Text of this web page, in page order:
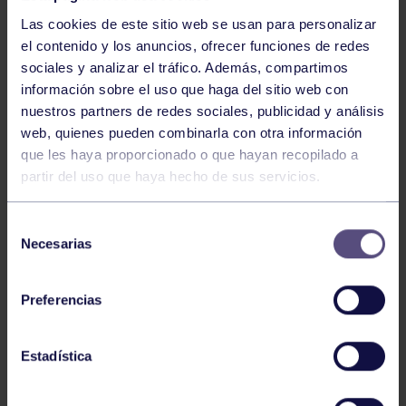
Las cookies de este sitio web se usan para personalizar
el contenido y los anuncios, ofrecer funciones de redes
sociales y analizar el tráfico. Además, compartimos
información sobre el uso que haga del sitio web con
nuestros partners de redes sociales, publicidad y análisis
web, quienes pueden combinarla con otra información
que les haya proporcionado o que hayan recopilado a
partir del uso que haya hecho de sus servicios.
Necesarias
Preferencias
Estadística
Baloncesto
ÚLTIMOS RESULTADOS DE LA SECCIÓN
Baloncesto